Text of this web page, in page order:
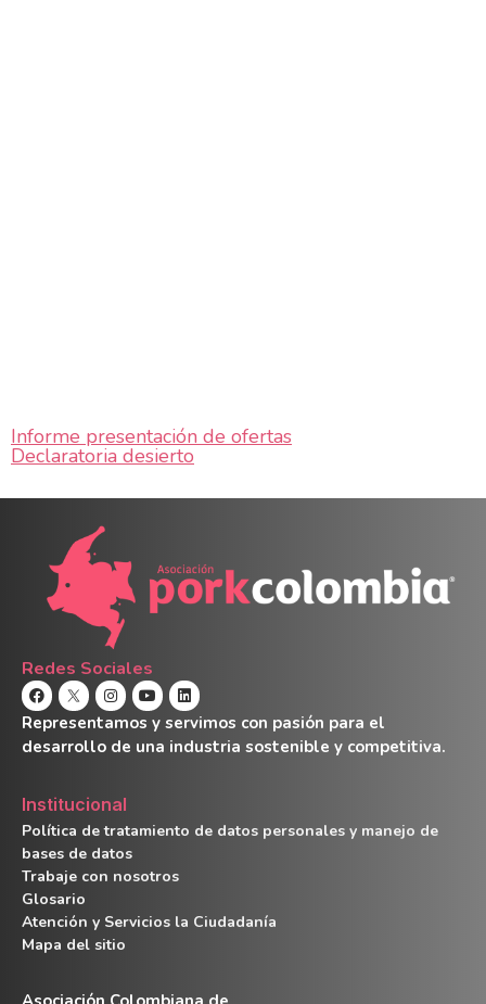
Informe presentación de ofertas
Declaratoria desierto
Redes Sociales
Representamos y servimos con pasión para el
desarrollo de una industria sostenible y competitiva.
Institucional
Política de tratamiento de datos personales y manejo de
bases de datos
Trabaje con nosotros
Glosario
Atención y Servicios la Ciudadanía
Mapa del sitio